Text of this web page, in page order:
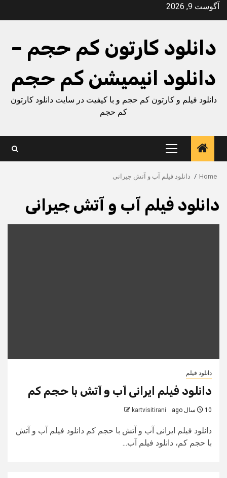
Skipآگوست 9, 2026
دانلود کارتون کم حجم –
دانلود انیمیشن کم حجم
دانلود فیلم و کارتون کم حجم و با کیفیت در سایت دانلود کارتون
کم حجم
Primary
Menu
Home دانلود فیلم آب و آتش جیرانی
دانلود فیلم آب و آتش جیرانی
دانلود فیلم
دانلود فیلم ایرانی آب و آتش با حجم کم
10 سال ago kartvisitirani
دانلود فیلم ایرانی آب و آتش با حجم کم دانلود فیلم آب و آتش
با حجم کم، دانلود فیلم آب...